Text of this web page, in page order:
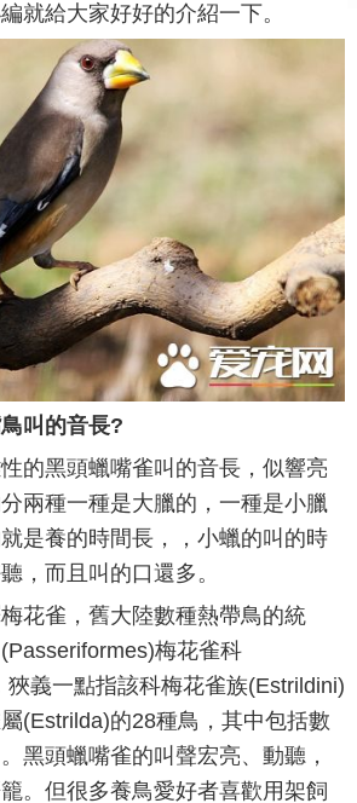
就給大家好好的介紹一下。
叫的音長?
的黑頭蠟嘴雀叫的音長，似響亮
兩種一種是大臘的，一種是小臘
是養的時間長，，小蠟的叫的時
，而且叫的口還多。
花雀，舊大陸數種熱帶鳥的統
梅花雀科
狹義一點指該科梅花雀族(Estrildini)
(Estrilda)的28種鳥，其中包括數
黑頭蠟嘴雀的叫聲宏亮、動聽，
。但很多養鳥愛好者喜歡用架飼